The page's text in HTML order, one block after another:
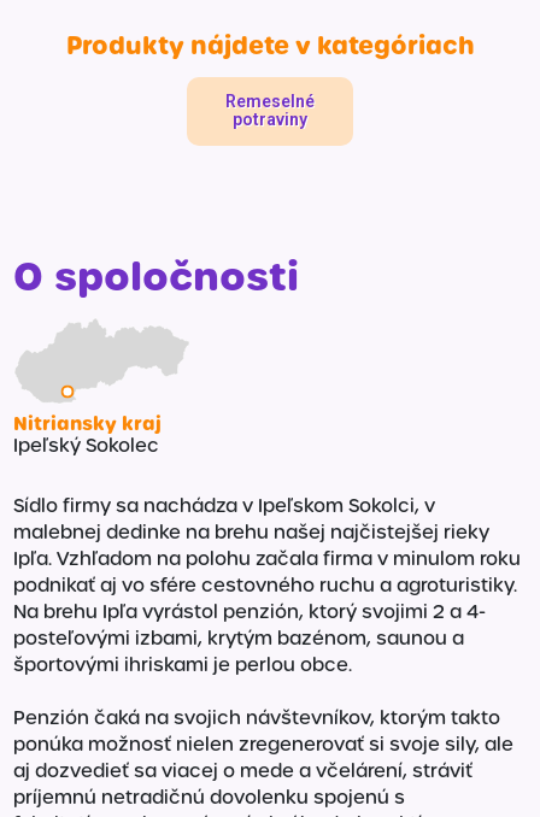
Darčekové
Recepty
Špeciálna
biopotraviny
Drogéria a kozmetika
Lekáreň
Produkty nájdete v kategóriach
Remeselné
potraviny
O spoločnosti
Nitriansky kraj
Ipeľský Sokolec
Sídlo firmy sa nachádza v Ipeľskom Sokolci, v
malebnej dedinke na brehu našej najčistejšej rieky
Ipľa. Vzhľadom na polohu začala firma v minulom roku
podnikať aj vo sfére cestovného ruchu a agroturistiky.
Na brehu Ipľa vyrástol penzión, ktorý svojimi 2 a 4-
posteľovými izbami, krytým bazénom, saunou a
športovými ihriskami je perlou obce.
Penzión čaká na svojich návštevníkov, ktorým takto
ponúka možnosť nielen zregenerovať si svoje sily, ale
aj dozvedieť sa viacej o mede a včelárení, stráviť
príjemnú netradičnú dovolenku spojenú s